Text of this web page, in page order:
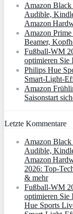
Amazon Black
Audible,
Amazon
Amazon
Beamer,
Fußball-WM
optimieren Sie
Philips Hue
Amazon
Saisonstart
Letzte Kommentare
Amazon Black
Audible,
Amazon
2026: Top-
& mehr
Fußball-WM
optimieren Sie
Hue Sports